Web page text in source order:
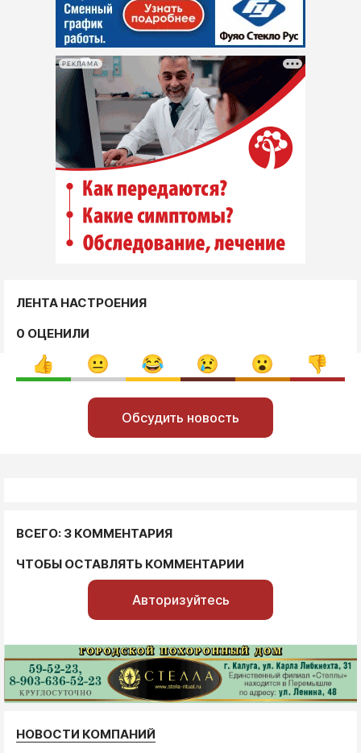
РЕКЛАМА
ЛЕНТА НАСТРОЕНИЯ
0 ОЦЕНИЛИ
Обсудить новость
ВСЕГО: 3 КОММЕНТАРИЯ
ЧТОБЫ ОСТАВЛЯТЬ КОММЕНТАРИИ
Авторизуйтесь
НОВОСТИ КОМПАНИЙ